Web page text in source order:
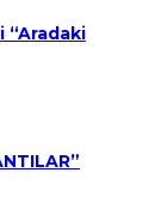
“Aradaki